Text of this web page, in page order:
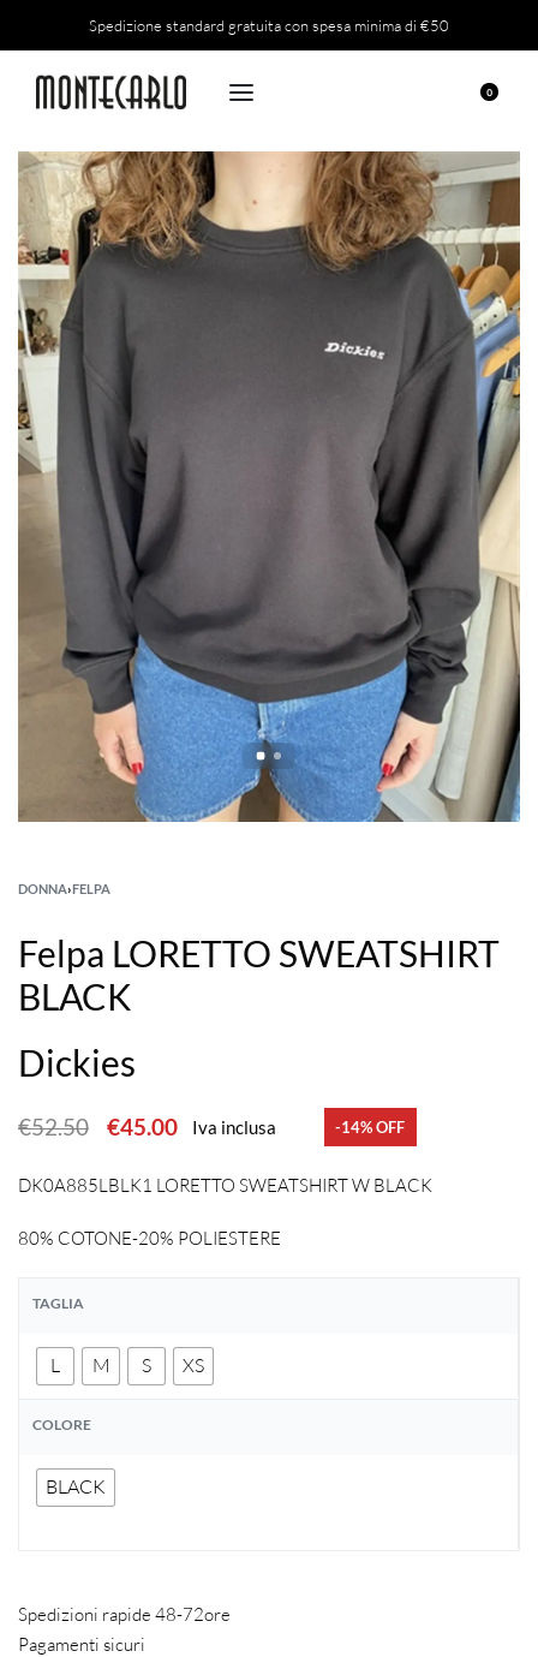
Spedizione standard gratuita con spesa minima di €50
0
DONNA›FELPA
Felpa LORETTO SWEATSHIRT
BLACK
Dickies
€52.50 €45.00 Iva inclusa -14% OFF
DK0A885LBLK1 LORETTO SWEATSHIRT W BLACK
80% COTONE-20% POLIESTERE
TAGLIA
L M S XS
COLORE
BLACK
Spedizioni rapide 48-72ore
Pagamenti sicuri